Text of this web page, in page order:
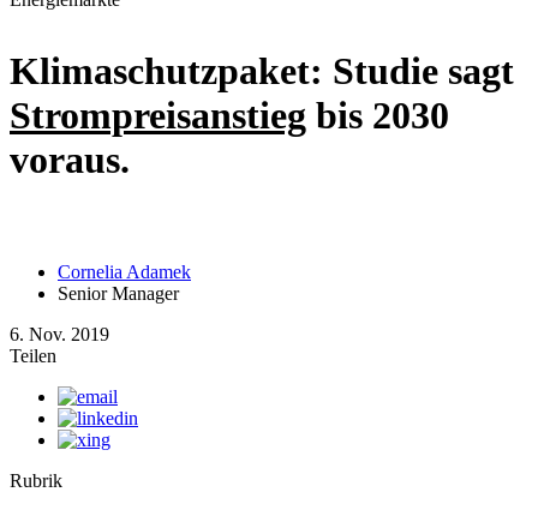
Klimaschutzpaket: Studie sagt
Strompreisanstieg bis 2030
voraus.
Cornelia Adamek
Senior Manager
6. Nov. 2019
Teilen
Rubrik